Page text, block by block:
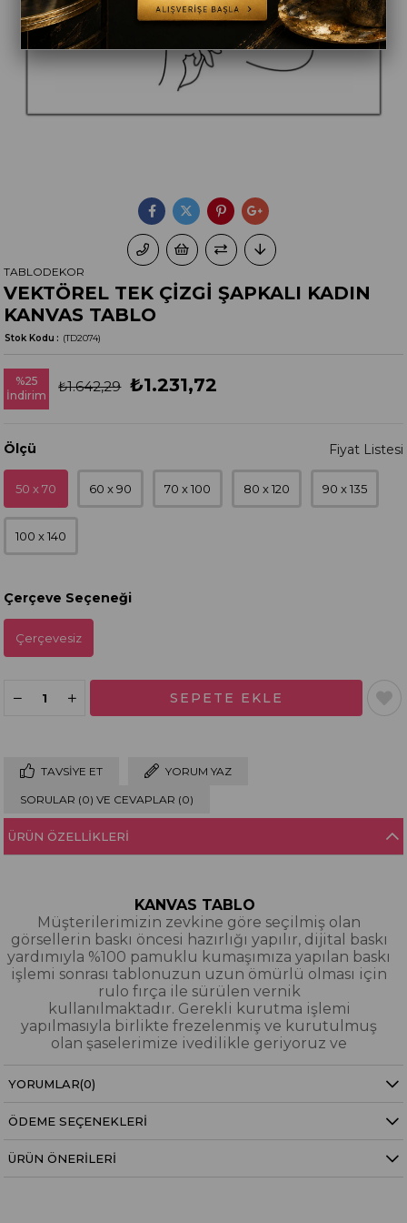
VEKTÖREL TEK ÇİZGİ ŞAPKALI KADIN
KANVAS TABLO
(TD2074)
Stok Kodu
TABLODEKOR
%25
İndirim
₺1.642,29 ₺1.231,72
Ölçü
50 x 70 60 x 90 70 x 100 80 x 120 90 x 135
100 x 140
Çerçeve Seçeneği
Çerçevesiz
TAVSIYE ET YORUM YAZ
SORULAR (0) VE CEVAPLAR (0)
ÜRÜN ÖZELLIKLERI
KANVAS TABLO
Müşterilerimizin zevkine göre seçilmiş olan
görsellerin baskı öncesi hazırlığı yapılır, dijital baskı
yardımıyla %100 pamuklu kumaşımıza yapılan baskı
işlemi sonrası tablonuzun uzun ömürlü olması için
rulo fırça ile sürülen vernik
kullanılmaktadır. Gerekli kurutma işlemi
yapılmasıyla birlikte frezelenmiş ve kurutulmuş
olan şaselerimize ivedilikle geriyoruz ve
paketleyerek tarafınıza gönderiyoruz.
YAĞLI BOYA & SİM DOKULU TABLO
dijital baskı alınıp hazırlanarak üzerine spatula
eşliğinde boya dokunuşları / sim işlemeleri kısmi
YORUMLAR(0)
ÖDEME SEÇENEKLERI
ÜRÜN ÖNERILERI